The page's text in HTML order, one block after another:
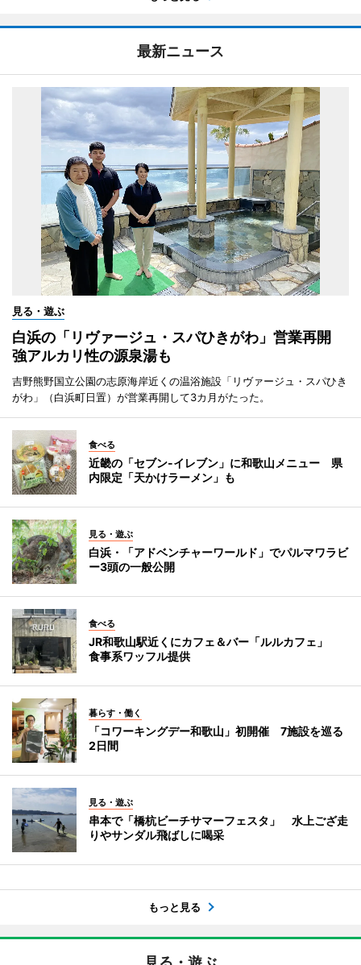
最新ニュース
見る・遊ぶ
白浜の「リヴァージュ・スパひきがわ」営業再開
強アルカリ性の源泉湯も
吉野熊野国立公園の志原海岸近くの温浴施設「リヴァージュ・スパひき
がわ」（白浜町日置）が営業再開して3カ月がたった。
食べる
近畿の「セブン-イレブン」に和歌山メニュー 県
内限定「天かけラーメン」も
見る・遊ぶ
白浜・「アドベンチャーワールド」でパルマワラビ
ー3頭の一般公開
食べる
JR和歌山駅近くにカフェ＆バー「ルルカフェ」
食事系ワッフル提供
暮らす・働く
「コワーキングデー和歌山」初開催 7施設を巡る
2日間
見る・遊ぶ
串本で「橋杭ビーチサマーフェスタ」 水上ござ走
りやサンダル飛ばしに喝采
もっと見る